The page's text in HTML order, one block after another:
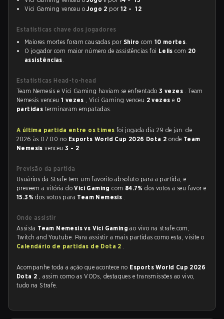
Vici Gaming venceu oJogo 2 por 12 - 12
Estatísticas chave dos jogadores
Maiores mortes foram causadas por Shiro com 10 mortes.
O jogador com maior número de assistências foi Lelis com 20
assistências.
Estatísticas Head-to-head
Team Nemesis e Vici Gaming haviam se enfrentado3 vezes . Team
Nemesis venceu1 vezes , Vici Gaming venceu 2 vezes e 0
partidas terminaram empatadas.
A última partida entre os times foi jogada dia 29 de jan. de
2026 às 07:00 no Esports World Cup 2026 Dota 2 onde Team
Nemesisvenceu3 - 2 .
Previsão da partida
Usuários da Strafe tem um favorito absoluto para a partida, e
preveem a vitória doVici Gamingcom 84.7%dos votos a seu favor e
15.3%dos votos para Team Nemesis .
Onde assistir
Assista Team Nemesis vs Vici Gamingao vivo na strafe.com,
Twitch and Youtube. Para assistir a mais partidas como esta, visite o
Calendário de partidas de Dota 2 .
Acompanhe toda a ação que acontece no Esports World Cup 2026
Dota 2 , assim como as VODs, destaques e transmissões ao vivo,
tudo na Strafe.